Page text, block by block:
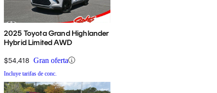
2025 Toyota Grand Highlander
Hybrid Limited AWD
$54,418 Gran oferta
Incluye tarifas de conc.